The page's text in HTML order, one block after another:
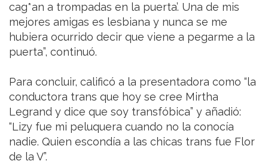
cag*an a trompadas en la puerta’. Una de mis
mejores amigas es lesbiana y nunca se me
hubiera ocurrido decir que viene a pegarme a la
puerta”, continuó.
Para concluir, calificó a la presentadora como “la
conductora trans que hoy se cree Mirtha
Legrand y dice que soy transfóbica” y añadió:
“Lizy fue mi peluquera cuando no la conocía
nadie. Quien escondía a las chicas trans fue Flor
de la V”.